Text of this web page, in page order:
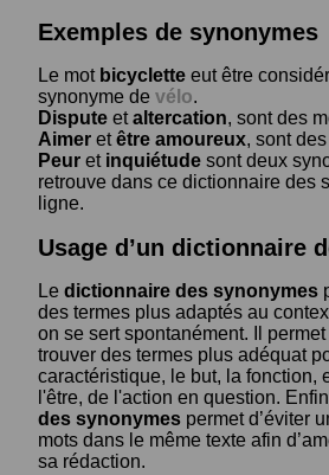
Exemples de synonymes
Le mot bicyclette eut être
synonyme de vélo.
Dispute etaltercation, sont des
Aimer etêtre amoureux, sont
Peur et inquiétude sont deux
retrouve dans ce dictionnaire des
ligne.
Usage d’un dictionnaire
Le dictionnaire des synonymes
des termes plus adaptés au
on se sert spontanément. Il
trouver des termes plus adéquat
caractéristique, le but, la fonction,
l'être, de l'action en question.
des synonymes permet d’éviter
mots dans le même texte afin
sa rédaction.